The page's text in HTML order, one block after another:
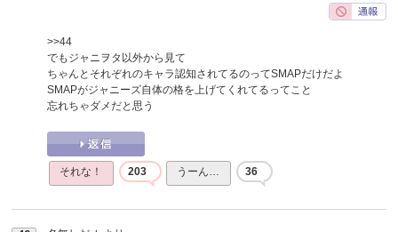
>>44
でもジャニヲタ以外から見て
ちゃんとそれぞれのキャラ認知されてるのってSMAPだけだよ
SMAPがジャニーズ自体の格を上げてくれてるってこと
忘れちゃダメだと思う
それな！ 203 うーん… 36